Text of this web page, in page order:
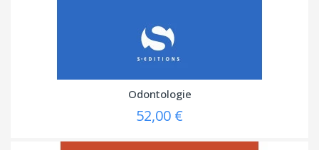
Odontologie
52,00 €